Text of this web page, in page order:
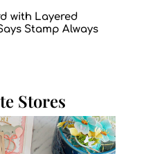
with Layered
Stamp Always
Stores